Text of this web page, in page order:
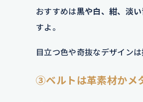
おすすめは黒や白、紺、淡
すよ。
目立つ色や奇抜なデザイン
③ベルトは革素材かメ